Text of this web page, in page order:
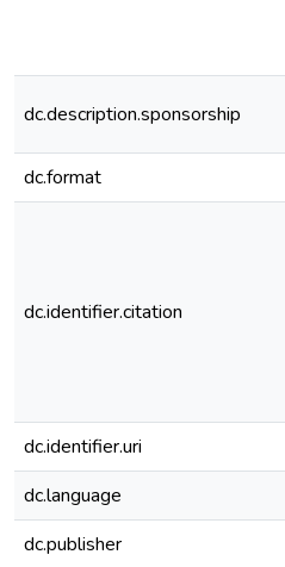
dc.description.sponsorship
dc.format
dc.identifier.citation
dc.identifier.uri
dc.language
dc.publisher